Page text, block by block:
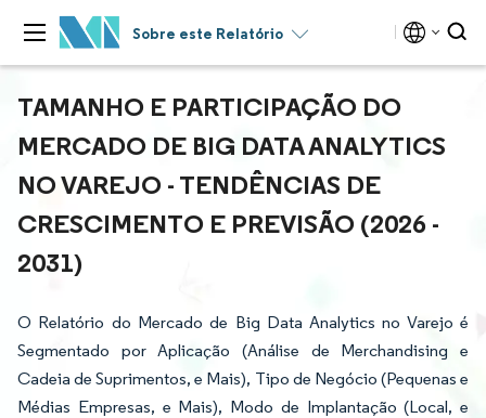
Sobre este Relatório
TAMANHO E PARTICIPAÇÃO DO
MERCADO DE BIG DATA ANALYTICS
NO VAREJO - TENDÊNCIAS DE
CRESCIMENTO E PREVISÃO (2026 -
2031)
O Relatório do Mercado de Big Data Analytics no Varejo é
Segmentado por Aplicação (Análise de Merchandising e
Cadeia de Suprimentos, e Mais), Tipo de Negócio (Pequenas e
Médias Empresas, e Mais), Modo de Implantação (Local, e